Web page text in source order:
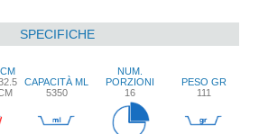
SPECIFICHE
CAPACITÀ ML
5350
NUM.
PORZIONI
16
PESO GR
111